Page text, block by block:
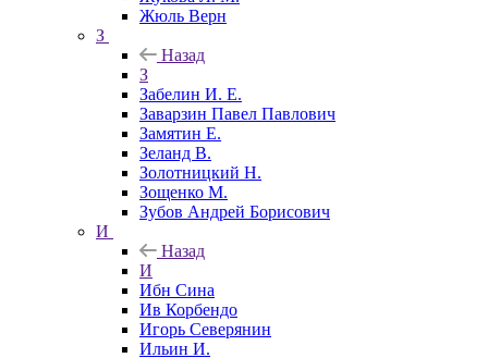
Жюль Верн
З
Назад
З
Забелин И. Е.
Заварзин Павел Павлович
Замятин Е.
Зеланд В.
Золотницкий Н.
Зощенко М.
Зубов Андрей Борисович
И
Назад
И
Ибн Сина
Ив Корбендо
Игорь Северянин
Ильин И.